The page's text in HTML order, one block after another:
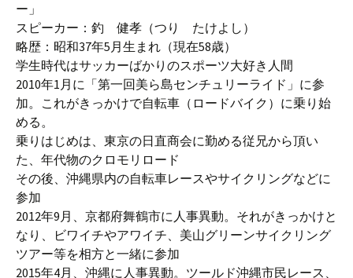
ー」
スピーカー：釣 健孝（つり たけよし）
略歴：昭和37年5月生まれ（現在58歳）
学生時代はサッカーばかりのスポーツ大好き人間
2010年1月に「第一回美ら島センチュリーライド」に参
加。これがきっかけで自転車（ロードバイク）に乗り始
める。
乗りはじめは、東京の日直商会に勤める従兄から頂い
た、年代物のクロモリロード
その後、沖縄県内の自転車レースやサイクリングなどに
参加
2012年9月、京都府舞鶴市に人事異動。それがきっかけと
なり、ビワイチやアワイチ、美山グリーンサイクリング
ツアー等を相方と一緒に参加
2015年4月、沖縄に人事異動。ツールド沖縄市民レース、